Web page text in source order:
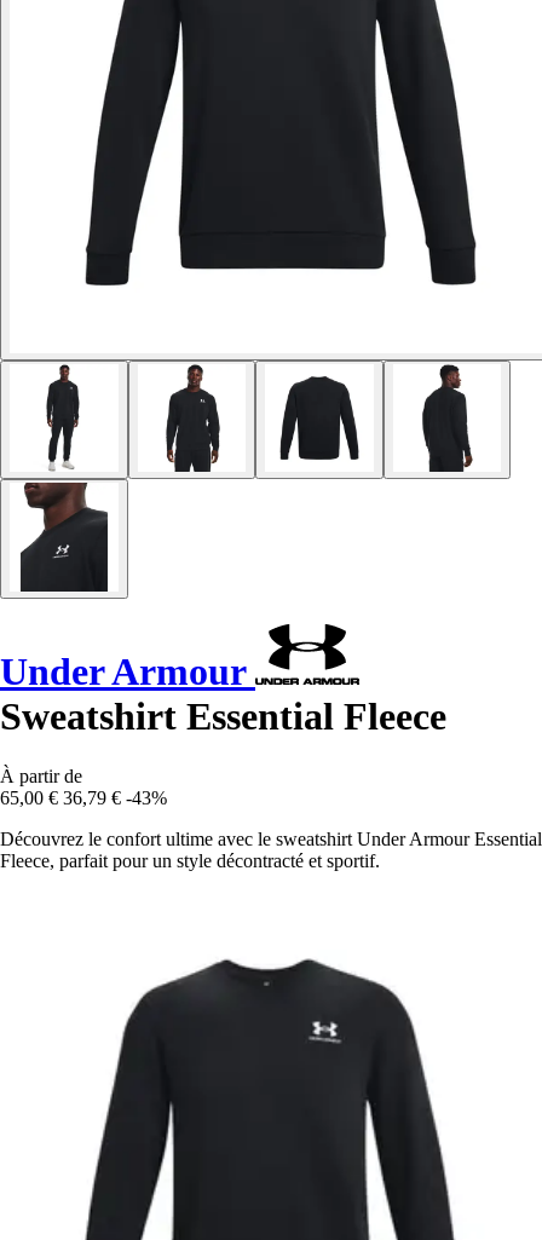
Under Armour
Sweatshirt Essential Fleece
À partir de
65,00 € 36,79 € -43%
Découvrez le confort ultime avec le sweatshirt Under Armour Essential
Fleece, parfait pour un style décontracté et sportif.